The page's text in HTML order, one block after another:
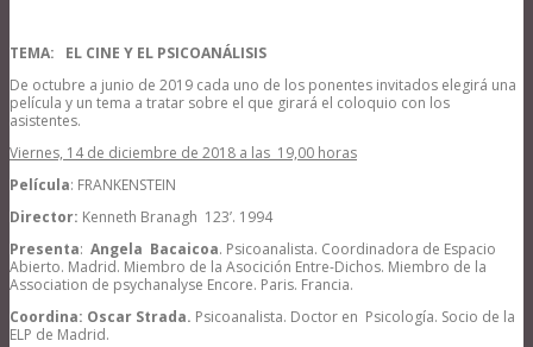
TEMA: EL CINE Y EL PSICOANÁLISIS
De octubre a junio de 2019 cada uno de los ponentes invitados elegirá una
película y un tema a tratar sobre el que girará el coloquio con los
asistentes.
Viernes, 14 de diciembre de 2018 a las 19,00 horas
Película: FRANKENSTEIN
Director: Kenneth Branagh 123’. 1994
Presenta: Angela Bacaicoa. Psicoanalista. Coordinadora de Espacio
Abierto. Madrid. Miembro de la Asocición Entre-Dichos. Miembro de la
Association de psychanalyse Encore. Paris. Francia.
Coordina: Oscar Strada. Psicoanalista. Doctor en Psicología. Socio de la
ELP de Madrid.